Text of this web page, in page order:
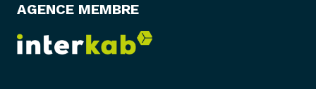
AGENCE MEMBRE